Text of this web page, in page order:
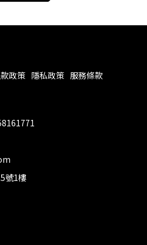
政策 隱私政策 服務條款
號1樓